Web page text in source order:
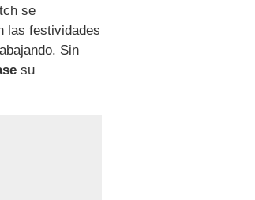
se
las festividades
Sin
su